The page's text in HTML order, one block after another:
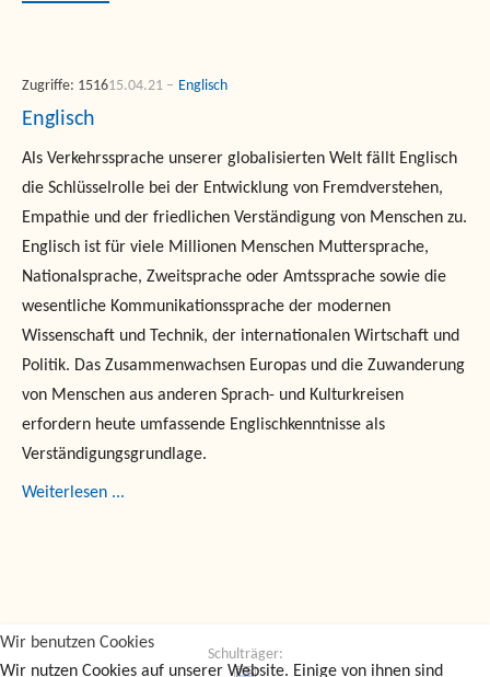
Englisch
Als Verkehrssprache unserer globalisierten Welt fällt Englisch
die Schlüsselrolle bei der Entwicklung von Fremdverstehen,
Empathie und der friedlichen Verständigung von Menschen zu.
Englisch ist für viele Millionen Menschen Muttersprache,
Nationalsprache, Zweitsprache oder Amtssprache sowie die
wesentliche Kommunikationssprache der modernen
Wissenschaft und Technik, der internationalen Wirtschaft und
Politik. Das Zusammenwachsen Europas und die Zuwanderung
von Menschen aus anderen Sprach- und Kulturkreisen
erfordern heute umfassende Englischkenntnisse als
Verständigungsgrundlage.
Englisch
15.04.21
Zugriffe: 1516
Weiterlesen ...
Schulträger:
Wir benutzen Cookies
Wir nutzen Cookies auf unserer Website. Einige von ihnen sind